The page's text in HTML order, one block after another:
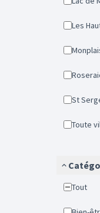
Les
St
Toute
Tout